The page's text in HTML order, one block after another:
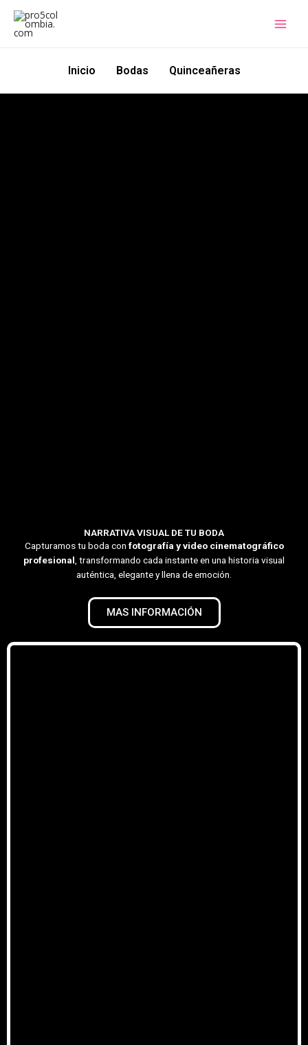
contenido
Inicio Bodas Quinceañeras
NARRATIVA VISUAL DE TU BODA
Capturamos tu boda con fotografía y video cinematográfico
profesional , transformando cada instante en una historia visual
auténtica, elegante y llena de emoción.
MAS INFORMACIÓN